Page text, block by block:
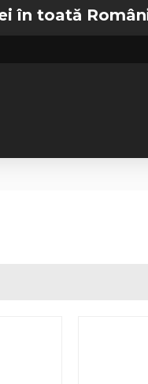
România —🚚